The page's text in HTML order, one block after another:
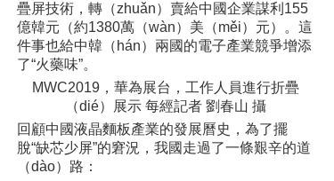
疊屏技術，轉（zhuǎn）賣給中國企業謀利155
億韓元 （約1380萬（wàn）美（měi）元） 。這
件事也給中韓（hán）兩國的電子產業競爭增添
了“火藥味”。
MWC2019，華為展台，工作人員進行折疊
（dié）展示 每經記者 劉春山 攝
回顧中國液晶麵板產業的發展曆史，為了擺
脫“缺芯少屏”的窘況，我國走過了一條艱辛的道
（dào）路：